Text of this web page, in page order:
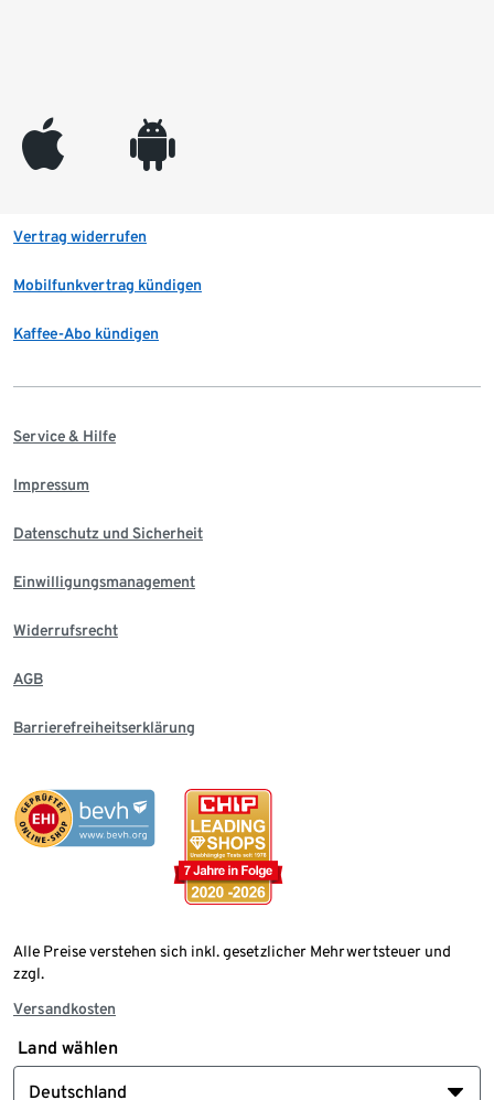
appleinc android
Vertrag widerrufen
Mobilfunkvertrag kündigen
Kaffee-Abo kündigen
Service & Hilfe
Impressum
Datenschutz und Sicherheit
Einwilligungsmanagement
Widerrufsrecht
AGB
Barrierefreiheitserklärung
Alle Preise verstehen sich inkl. gesetzlicher Mehrwertsteuer und
zzgl.
Versandkosten
Land wählen
Deutschland